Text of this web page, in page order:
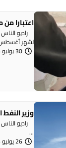
اعتبارا
راديو
لشهر
30 يوليو 2026 | 8:10 مساءً
وزير النفط الإيراني:
...
26 يوليو 2026 | 8:46 مساءً